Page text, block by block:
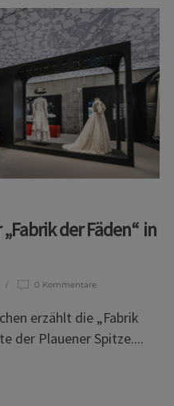
der Fäden“ in
0 Kommentare
erzählt die „Fabrik
der Plauener Spitze.